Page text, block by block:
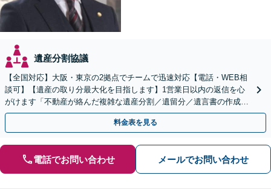
遺産分割協議
【全国対応】大阪・東京の2拠点でチームで迅速対応【電話・WEB相
談可】【遺産の取り分最大化を目指します】1営業日以内の返信を心
がけます「不動産が絡んだ複雑な遺産分割／遺留分／遺言書の作成・
執行／事業承継など、お任せください」【休日相談あり】
料金表を見る
電話でお問い合わせ メールでお問い合わせ